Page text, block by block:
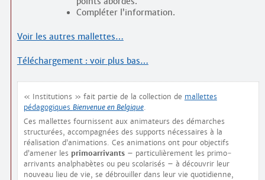
Compléter l’information.
Voir les autres mallettes…
Téléchargement : voir plus bas…
« Institutions » fait partie de la collection de mallettes
pédagogiques Bienvenue en Belgique.
Ces mallettes fournissent aux animateurs des démarches
structurées, accompagnées des supports nécessaires à la
réalisation d’animations. Ces animations ont pour objectifs
d’amener les primo­arrivants– particulièrement les primo­
arrivants analphabètes ou peu scolarisés – à découvrir leur
nouveau lieu de vie, se débrouiller dans leur vie quotidienne,